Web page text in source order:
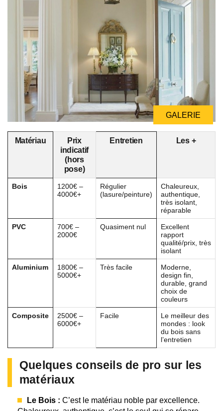
GALERIE
GALERIE
GALERIE
Matériau
Prix
indicatif
(hors
pose)
Entretien Les +
Bois
1200€ –
4000€+
Régulier
(lasure/peinture)
Chaleureux,
authentique,
très isolant,
réparable
PVC
700€ –
2000€
Quasiment nul
Excellent
rapport
qualité/prix, très
isolant
Aluminium
1800€ –
5000€+
Très facile
Moderne,
design fin,
durable, grand
choix de
couleurs
Composite
2500€ –
6000€+
Facile
Le meilleur des
mondes : look
du bois sans
l’entretien
Quelques conseils de pro sur les
matériaux
Le Bois : C’est le matériau noble par excellence.